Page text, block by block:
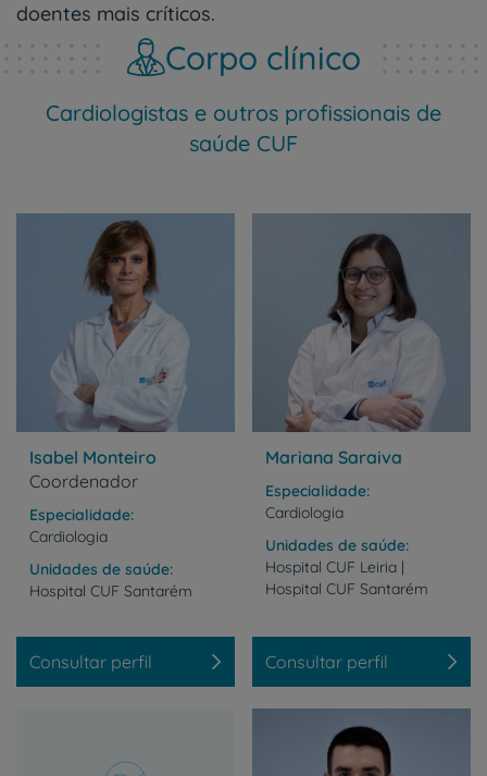
doentes mais críticos.
Corpo clínico
Cardiologistas e outros profissionais de
saúde CUF
Isabel Monteiro
Coordenador
Especialidade
Cardiologia
Unidades de saúde
Hospital CUF Santarém
Consultar perfil
Mariana Saraiva
Especialidade
Cardiologia
Unidades de saúde
Hospital CUF Leiria |
Hospital CUF Santarém
Consultar perfil